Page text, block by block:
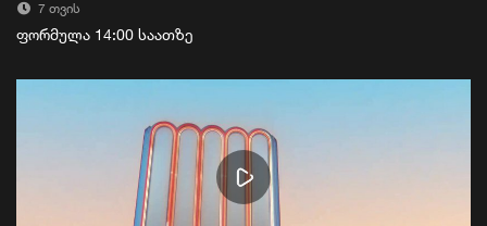
7 თვის
ფორმულა 14:00 საათზე